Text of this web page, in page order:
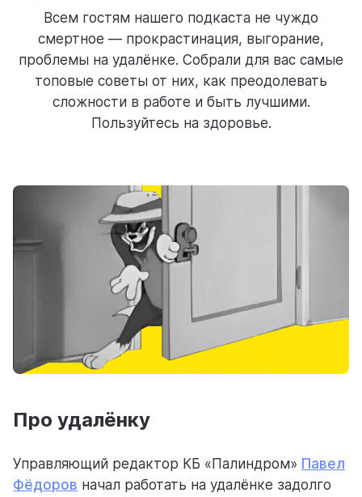
ресурсы
тарифные планы для любых команд
помогаем научиться работать в Weeek
Всем гостям нашего подкаста не чуждо
смертное — прокрастинация, выгорание,
проблемы на удалёнке. Собрали для вас самые
топовые советы от них, как преодолевать
сложности в работе и быть лучшими.
Пользуйтесь на здоровье.
Про удалёнку
Управляющий редактор КБ «Палиндром» Павел
Фёдоров начал работать на удалёнке задолго